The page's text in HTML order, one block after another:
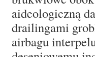
aideologiczną
drailingami
airbagu